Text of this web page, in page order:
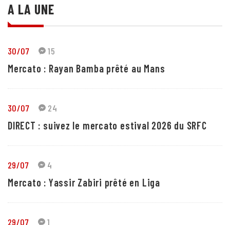
A LA UNE
30/07 15
Mercato : Rayan Bamba prêté au Mans
30/07 24
DIRECT : suivez le mercato estival 2026 du SRFC
29/07 4
Mercato : Yassir Zabiri prêté en Liga
29/07 1